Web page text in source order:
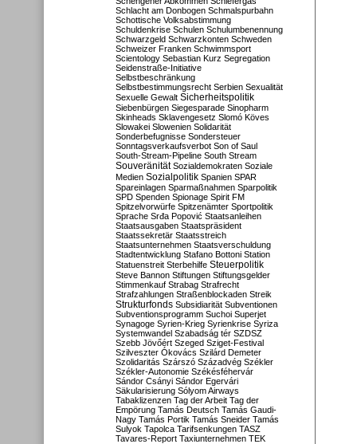
Schlacht am Donbogen Schmalspurbahn
Schottische Volksabstimmung
Schuldenkrise Schulen Schulumbenennung
Schwarzgeld Schwarzkonten Schweden
Schweizer Franken Schwimmsport
Scientology Sebastian Kurz Segregation
Seidenstraße-Initiative
Selbstbeschränkung
Selbstbestimmungsrecht Serbien Sexualität
Sexuelle Gewalt Sicherheitspolitik
Siebenbürgen Siegesparade Sinopharm
Skinheads Sklavengesetz Slomó Köves
Slowakei Slowenien Solidarität
Sonderbefugnisse Sondersteuer
Sonntagsverkaufsverbot Son of Saul
South-Stream-Pipeline South Stream
Souveränität Sozialdemokraten Soziale
Medien Sozialpolitik Spanien SPAR
Spareinlagen Sparmaßnahmen Sparpolitik
SPD Spenden Spionage Spirit FM
Spitzelvorwürfe Spitzenämter Sportpolitik
Sprache Srđa Popović Staatsanleihen
Staatsausgaben Staatspräsident
Staatssekretär Staatsstreich
Staatsunternehmen Staatsverschuldung
Stadtentwicklung Stafano Bottoni Station
Statuenstreit Sterbehilfe Steuerpolitik
Steve Bannon Stiftungen Stiftungsgelder
Stimmenkauf Strabag Strafrecht
Strafzahlungen Straßenblockaden Streik
Strukturfonds Subsidiarität Subventionen
Subventionsprogramm Suchoi Superjet
Synagoge Syrien-Krieg Syrienkrise Syriza
Systemwandel Szabadság tér SZDSZ
Szebb Jövőért Szeged Sziget-Festival
Szilveszter Ókovács Szilárd Demeter
Szolidaritás Szárszó Századvég Székler
Székler-Autonomie Székésféhervár
Sándor Csányi Sándor Egervári
Säkularisierung Sólyom Airways
Tabaklizenzen Tag der Arbeit Tag der
Empörung Tamás Deutsch Tamás Gaudi-
Nagy Tamás Portik Tamás Sneider Tamás
Sulyok Tapolca Tarifsenkungen TASZ
Tavares-Report Taxiunternehmen TEK